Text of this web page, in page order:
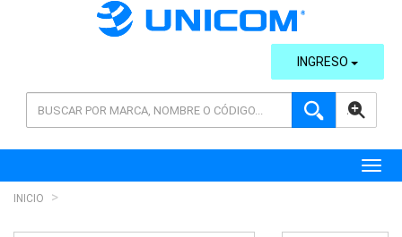
AVANZADA
INGRESO
INICIO